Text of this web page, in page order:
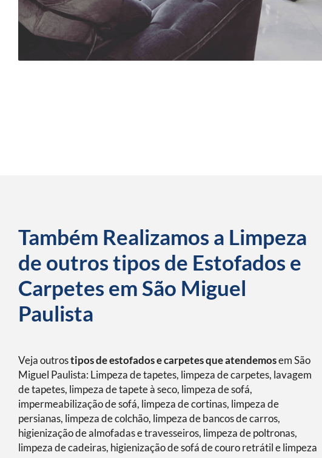
Também Realizamos a Limpeza
de outros tipos de Estofados e
Carpetes em São Miguel
Paulista
Veja outrostipos de estofados e carpetes que atendemosem São
Miguel Paulista: Limpeza de tapetes, limpeza de carpetes, lavagem
de tapetes, limpeza de tapete à seco, limpeza de sofá,
impermeabilização de sofá, limpeza de cortinas, limpeza de
persianas, limpeza de colchão, limpeza de bancos de carros,
higienização de almofadas e travesseiros, limpeza de poltronas,
limpeza de cadeiras, higienização de sofá de couro retrátil e limpeza